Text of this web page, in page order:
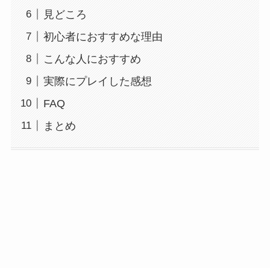
見どころ
初心者におすすめな理由
こんな人におすすめ
実際にプレイした感想
FAQ
まとめ